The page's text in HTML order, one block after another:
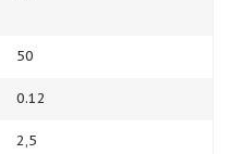
50
0.12
2,5